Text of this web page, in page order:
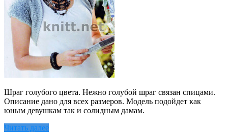
Шраг голубого цвета. Нежно голубой шраг связан спицами.
Описание дано для всех размеров. Модель подойдет как
юным девушкам так и солидным дамам.
Читать далее